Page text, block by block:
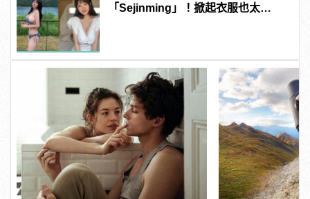
「Sejinming」！掀起衣服也太